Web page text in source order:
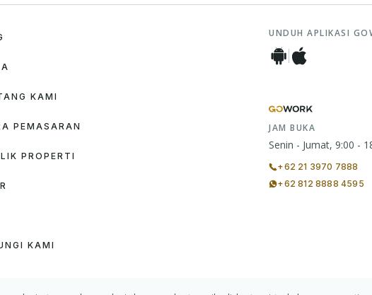
KAMI
PEMASARAN
PROPERTI
KAMI
UNDUH APLIKASI
JAM BUKA
Senin - Jumat, 9:00 -
+62 21 3970 7888
+62 812 8888 4595